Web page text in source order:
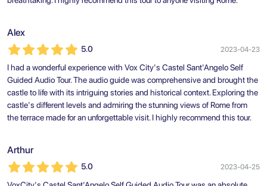
Alex
5.0 2023-04-23
I had a wonderful experience with Vox City's Castel Sant'Angelo Self
Guided Audio Tour. The audio guide was comprehensive and brought the
castle to life with its intriguing stories and historical context. Exploring the
castle's different levels and admiring the stunning views of Rome from
the terrace made for an unforgettable visit. I highly recommend this tour.
Arthur
5.0 2023-04-25